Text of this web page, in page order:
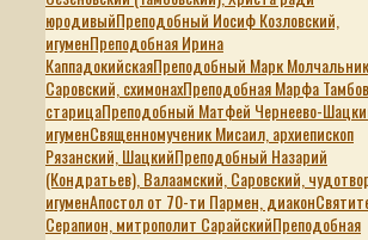
юродивыйПреподобный Иосиф Козловский,
игуменПреподобная Ирина
КаппадокийскаяПреподобный Марк
Саровский, схимонахПреподобная Марфа
старицаПреподобный Матфей Чернеево-
игуменСвященномученик Мисаил, архиепископ
Рязанский, ШацкийПреподобный Назарий
(Кондратьев), Валаамский, Саровский,
игуменАпостол от 70-ти Пармен, диакон
Серапион, митрополит СарайскийПреподобная